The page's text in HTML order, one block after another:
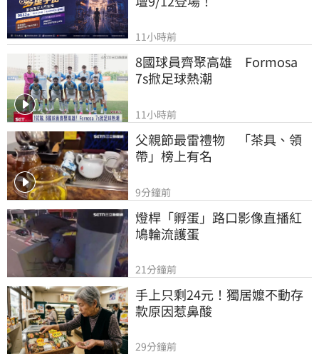
11小時前
8國球員齊聚高雄　Formosa
7s掀足球熱潮
11小時前
父親節最雷禮物　「茶具、領
帶」榜上有名
9分鐘前
燈桿「孵蛋」路口影像直播紅
鳩輪流護蛋
21分鐘前
手上只剩24元！獨居嬤不動存
款原因惹鼻酸
29分鐘前